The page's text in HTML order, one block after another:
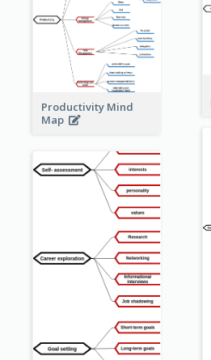
Productivity Mind
Map